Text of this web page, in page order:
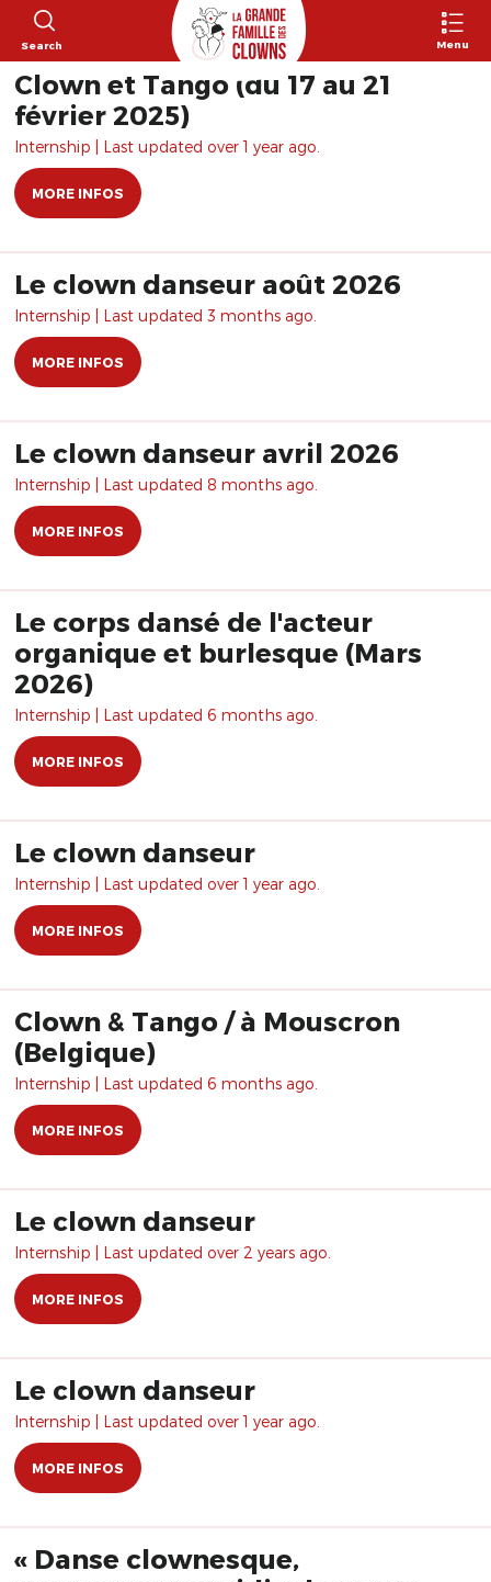
Search Menu
Clown et Tango (du 17 au 21
février 2025)
Internship | Last updated over 1 year ago.
MORE INFOS
Le clown danseur août 2026
Internship | Last updated 3 months ago.
MORE INFOS
Le clown danseur avril 2026
Internship | Last updated 8 months ago.
MORE INFOS
Le corps dansé de l'acteur
organique et burlesque (Mars
2026)
Internship | Last updated 6 months ago.
MORE INFOS
Le clown danseur
Internship | Last updated over 1 year ago.
MORE INFOS
Clown & Tango / à Mouscron
(Belgique)
Internship | Last updated 6 months ago.
MORE INFOS
Le clown danseur
Internship | Last updated over 2 years ago.
MORE INFOS
Le clown danseur
Internship | Last updated over 1 year ago.
MORE INFOS
« Danse clownesque,